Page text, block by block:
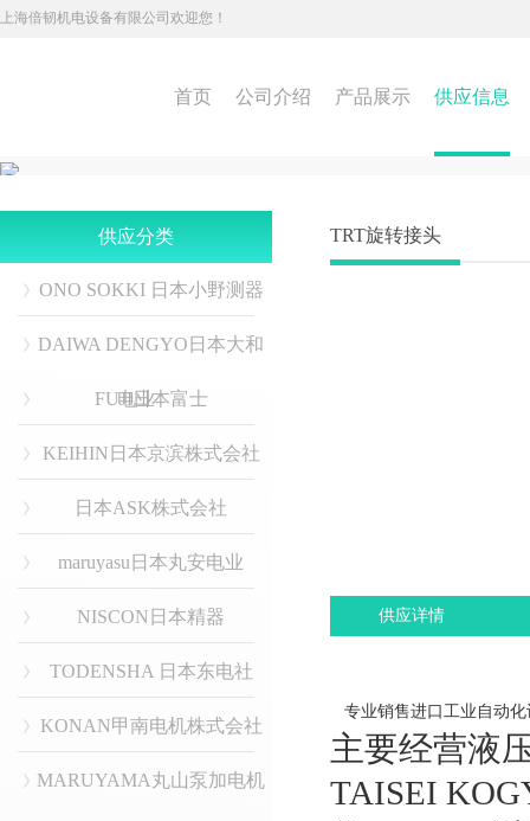
上海倍韧机电设备有限公司欢迎您！
首页 公司介绍 产品展示 供应信息
供应分类
ONO SOKKI 日本小野测器
DAIWA DENGYO日本大和
电业
FUJI日本富士
KEIHIN日本京滨株式会社
日本ASK株式会社
maruyasu日本丸安电业
NISCON日本精器
TODENSHA 日本东电社
KONAN甲南电机株式会社
MARUYAMA丸山泵加电机
TRT旋转接头
供应详情
专业销售进口工业自动化
主要经营液
TAISEI